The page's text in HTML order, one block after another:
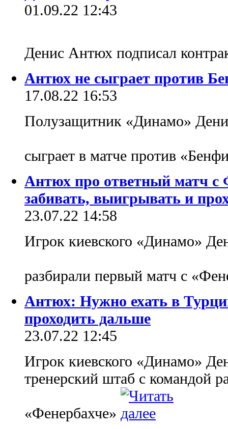
01.09.22 12:43
Денис Антюх подписал
Антюх не сыграет против
17.08.22 16:53
Полузащитник «Динамо»
сыграет в матче против
Антюх про ответный матч с
забивать, выигрывать и
23.07.22 14:58
Игрок киевского «Динамо»
разбирали первый матч с
Антюх: Нужно ехать в
проходить дальше
23.07.22 12:45
Игрок киевского «Динамо»
тренерский штаб с командой
«Фенербахче»